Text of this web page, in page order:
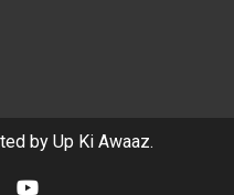
by Up Ki Awaaz.